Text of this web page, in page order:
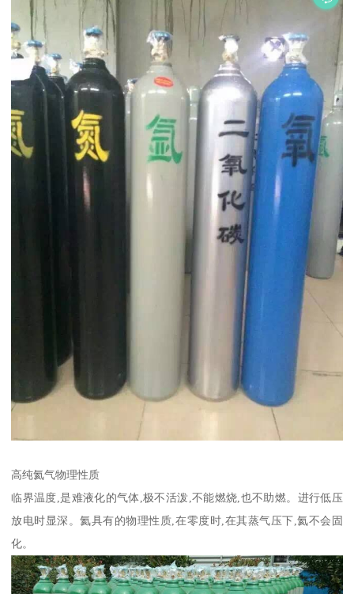
高纯氦气物理性质
临界温度,是难液化的气体,极不活泼,不能燃烧,也不助燃。进行低压
放电时显深。氦具有的物理性质,在零度时,在其蒸气压下,氦不会固
化。